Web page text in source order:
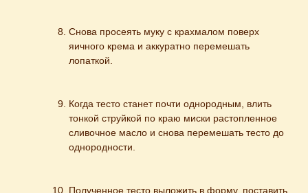
Снова просеять муку с крахмалом поверх
яичного крема и аккуратно перемешать
лопаткой.
Когда тесто станет почти однородным, влить
тонкой струйкой по краю миски растопленное
сливочное масло и снова перемешать тесто до
однородности.
Полученное тесто выложить в форму, поставить